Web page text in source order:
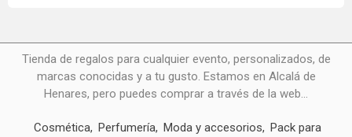
Tienda de regalos para cualquier evento, personalizados, de
marcas conocidas y a tu gusto. Estamos en Alcalá de
Henares, pero puedes comprar a través de la web...
Cosmética Perfumería Moda y accesorios
Pack para